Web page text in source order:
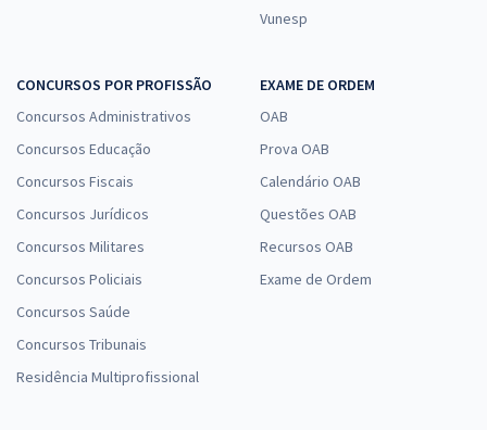
Vunesp
CONCURSOS POR PROFISSÃO
Concursos Administrativos
Concursos Educação
Concursos Fiscais
Concursos Jurídicos
Concursos Militares
Concursos Policiais
Concursos Saúde
Concursos Tribunais
Residência Multiprofissional
EXAME DE ORDEM
OAB
Prova OAB
Calendário OAB
Questões OAB
Recursos OAB
Exame de Ordem